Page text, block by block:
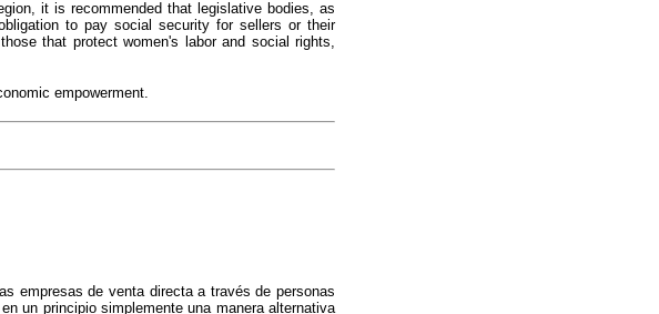
it is recommended that legislative bodies, as
to pay social security for sellers or their
that protect women's labor and social rights,
empowerment.
empresas de venta directa a través de personas
un principio simplemente una manera alternativa